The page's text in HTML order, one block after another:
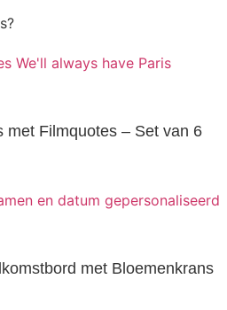
met Filmquotes – Set van 6
met Bloemenkrans